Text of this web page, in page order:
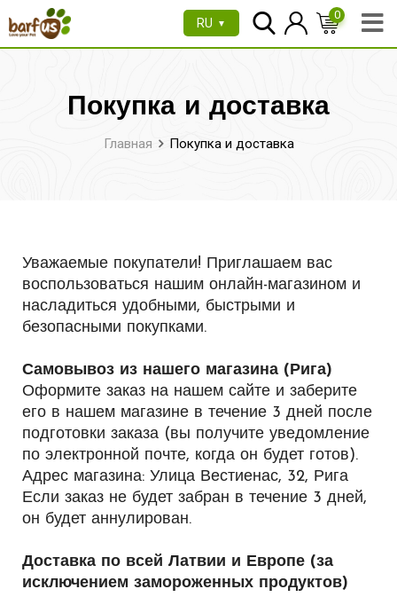
RU ▼
0
Покупка и доставка
Главная Покупка и доставка
Уважаемые покупатели! Приглашаем вас
воспользоваться нашим онлайн-магазином и
насладиться удобными, быстрыми и
безопасными покупками.
Самовывоз из нашего магазина (Рига)
Оформите заказ на нашем сайте и заберите
его в нашем магазине в течение 3 дней после
подготовки заказа (вы получите уведомление
по электронной почте, когда он будет готов).
Адрес магазина: Улица Вестиенас, 32, Рига
Если заказ не будет забран в течение 3 дней,
он будет аннулирован.
Доставка по всей Латвии и Европе (за
исключением замороженных продуктов)